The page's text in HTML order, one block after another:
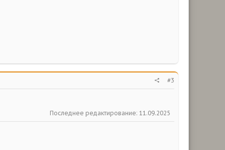
#3
Последнее редактирование: 11.09.2025